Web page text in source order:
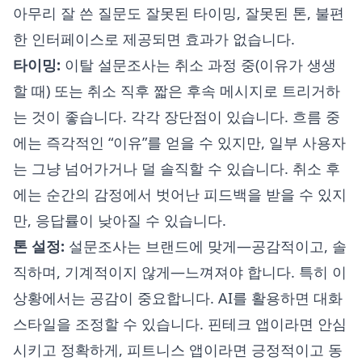
아무리 잘 쓴 질문도 잘못된 타이밍, 잘못된 톤, 불편
한 인터페이스로 제공되면 효과가 없습니다.
타이밍: 이탈 설문조사는 취소 과정 중(이유가 생생
할 때) 또는 취소 직후 짧은 후속 메시지로 트리거하
는 것이 좋습니다. 각각 장단점이 있습니다. 흐름 중
에는 즉각적인 “이유”를 얻을 수 있지만, 일부 사용자
는 그냥 넘어가거나 덜 솔직할 수 있습니다. 취소 후
에는 순간의 감정에서 벗어난 피드백을 받을 수 있지
만, 응답률이 낮아질 수 있습니다.
톤 설정: 설문조사는 브랜드에 맞게—공감적이고, 솔
직하며, 기계적이지 않게—느껴져야 합니다. 특히 이
상황에서는 공감이 중요합니다. AI를 활용하면 대화
스타일을 조정할 수 있습니다. 핀테크 앱이라면 안심
시키고 정확하게, 피트니스 앱이라면 긍정적이고 동